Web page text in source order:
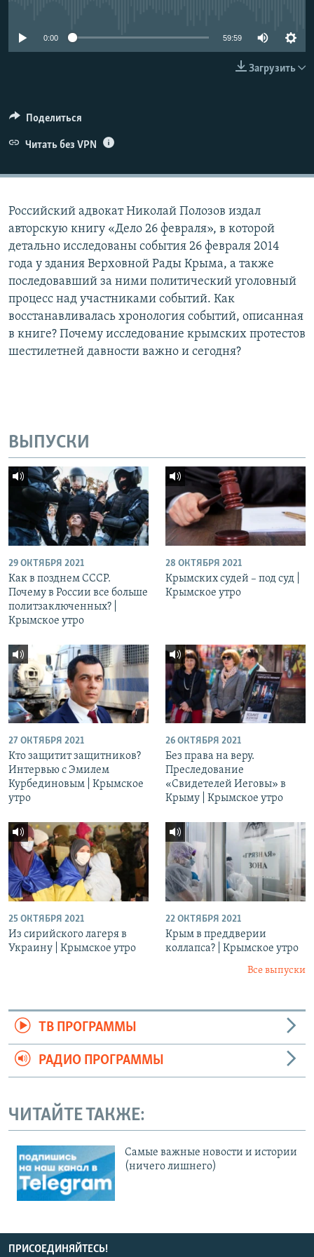
КРЫМ.НЕПОКОРЕННЫЙ
0:00 59:59
Загрузить
Поделиться
Читать без VPN
Российский адвокат Николай Полозов издал
авторскую книгу «Дело 26 февраля», в которой
детально исследованы события 26 февраля 2014
года у здания Верховной Рады Крыма, а также
последовавший за ними политический уголовный
процесс над участниками событий. Как
восстанавливалась хронология событий, описанная
в книге? Почему исследование крымских протестов
шестилетней давности важно и сегодня?
ВЫПУСКИ
29 ОКТЯБРЯ 2021
Как в позднем СССР.
Почему в России все больше
политзаключенных? |
Крымское утро
28 ОКТЯБРЯ 2021
Крымских судей – под суд |
Крымское утро
27 ОКТЯБРЯ 2021
Кто защитит защитников?
Интервью с Эмилем
Курбединовым | Крымское
утро
26 ОКТЯБРЯ 2021
Без права на веру.
Преследование
«Свидетелей Иеговы» в
Крыму | Крымское утро
25 ОКТЯБРЯ 2021
Из сирийского лагеря в
Украину | Крымское утро
22 ОКТЯБРЯ 2021
Крым в преддверии
коллапса? | Крымское утро
Все выпуски
ТВ ПРОГРАММЫ
РАДИО ПРОГРАММЫ
ЧИТАЙТЕ ТАКЖЕ:
Cамые важные новости и истории
(ничего лишнего)
ПРИСОЕДИНЯЙТЕСЬ!